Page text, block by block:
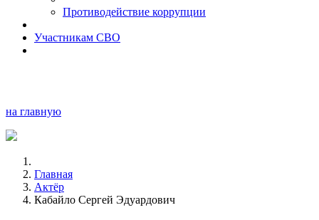
Противодействие коррупции
Участникам СВО
на главную
Главная
Актёр
Кабайло Сергей Эдуардович